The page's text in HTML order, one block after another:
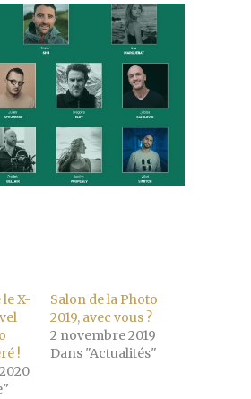
X-
!
Salon de la Photo
2019, avec vous ?
2 novembre 2019
Dans "Actualités"